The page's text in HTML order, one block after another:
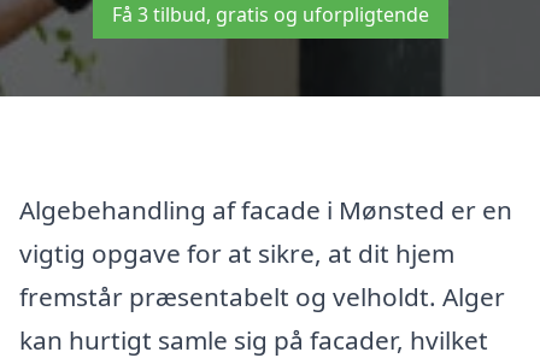
Få 3 tilbud, gratis og uforpligtende
Algebehandling af facade i Mønsted er en
vigtig opgave for at sikre, at dit hjem
fremstår præsentabelt og velholdt. Alger
kan hurtigt samle sig på facader, hvilket